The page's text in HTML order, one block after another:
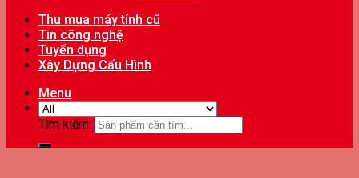
Thu mua máy tính cũ
Tin công nghệ
Tuyển dụng
Xây Dựng Cấu Hình
Menu
Tìm kiếm: